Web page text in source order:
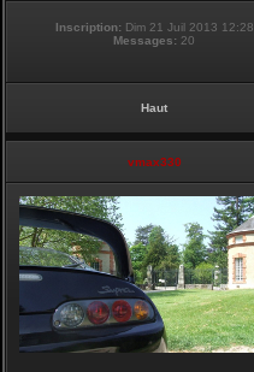
Inscription: Dim 21 Juil 2013 12:28
Messages: 20
Haut
vmax330